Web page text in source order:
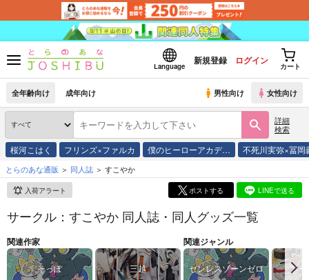
Language
新規登録 ログイン
カート
全年齢向け 成年向け 男性向け 女性向け
詳細
検索
桜河こはく フリンズ×ファルカ 僕のヒーローアカデ… 不死川実弥×冨岡
とらのあな通販 同人誌 すこやか
入荷アラート ポストする LINEで送る
サークル：すこやか 同人誌・同人グッズ一覧
関連作家
そっぽ 三越
関連ジャンル
ゼンレスゾーンゼロ アー